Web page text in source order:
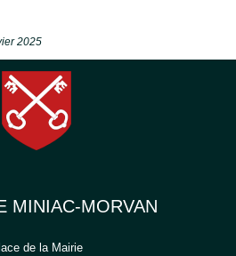
2025
MINIAC-MORVAN
de la Mairie